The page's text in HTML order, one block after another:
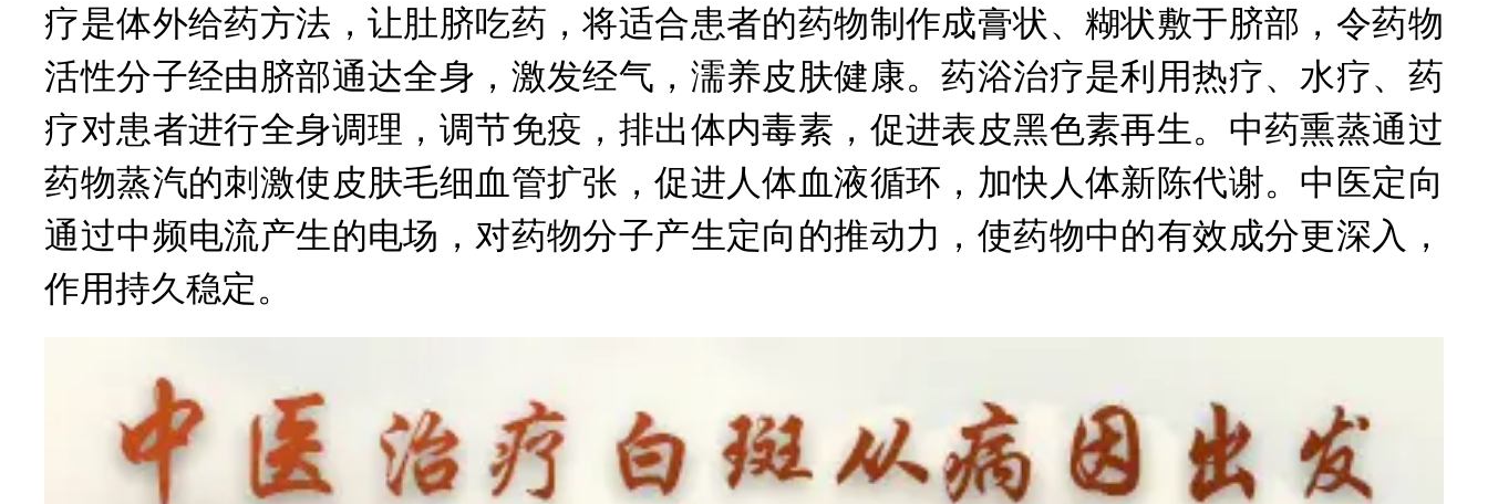
疗是体外给药方法，让肚脐吃药，将适合患者的药物制作成膏状、糊状敷于脐部，令药物
活性分子经由脐部通达全身，激发经气，濡养皮肤健康。药浴治疗是利用热疗、水疗、药
疗对患者进行全身调理，调节免疫，排出体内毒素，促进表皮黑色素再生。中药熏蒸通过
药物蒸汽的刺激使皮肤毛细血管扩张，促进人体血液循环，加快人体新陈代谢。中医定向
通过中频电流产生的电场，对药物分子产生定向的推动力，使药物中的有效成分更深入，
作用持久稳定。